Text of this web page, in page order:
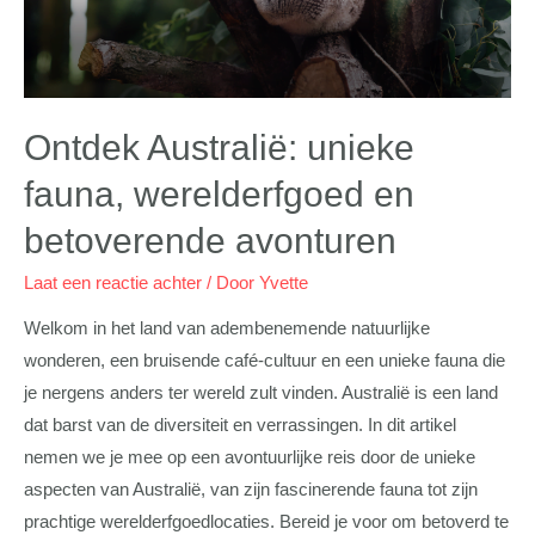
Ontdek Australië: unieke
fauna, werelderfgoed en
betoverende avonturen
Laat een reactie achter / Door Yvette
Welkom in het land van adembenemende natuurlijke
wonderen, een bruisende café-cultuur en een unieke fauna die
je nergens anders ter wereld zult vinden. Australië is een land
dat barst van de diversiteit en verrassingen. In dit artikel
nemen we je mee op een avontuurlijke reis door de unieke
aspecten van Australië, van zijn fascinerende fauna tot zijn
prachtige werelderfgoedlocaties. Bereid je voor om betoverd te